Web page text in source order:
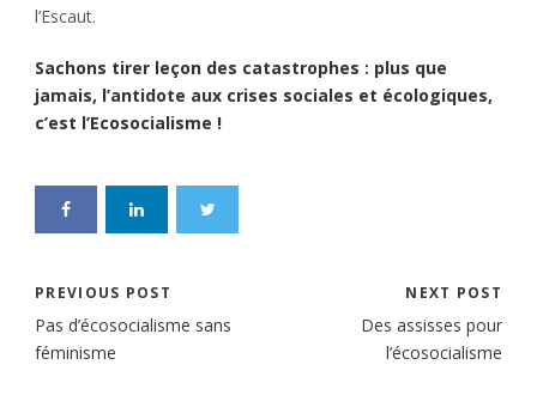
l’Escaut.
Sachons tirer leçon des catastrophes : plus que
jamais, l’antidote aux crises sociales et écologiques,
c’est l’Ecosocialisme !
PREVIOUS POST
Pas d’écosocialisme sans
féminisme
NEXT POST
Des assisses pour
l’écosocialisme